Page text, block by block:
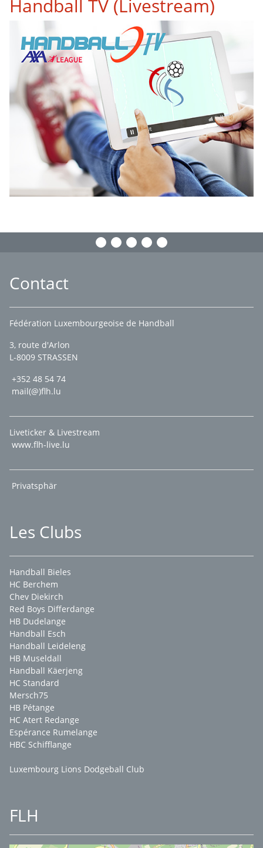
Handball TV (Livestream)
Contact
Fédération Luxembourgeoise de Handball
3, route d'Arlon
L-8009 STRASSEN
+352 48 54 74
mail(@)flh.lu
Liveticker & Livestream
www.flh-live.lu
Privatsphär
Les Clubs
Handball Bieles
HC Berchem
Chev Diekirch
Red Boys Differdange
HB Dudelange
Handball Esch
Handball Leideleng
HB Museldall
Handball Käerjeng
HC Standard
Mersch75
HB Pétange
HC Atert Redange
Espérance Rumelange
HBC Schifflange
Luxembourg Lions Dodgeball Club
FLH